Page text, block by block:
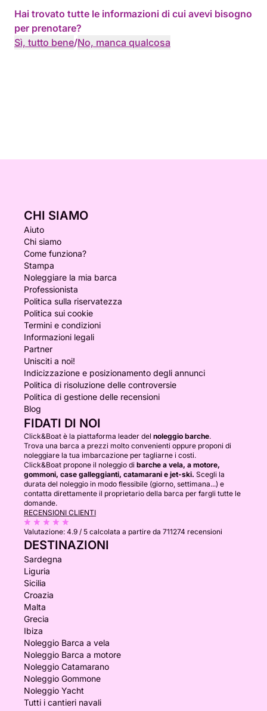
Hai trovato tutte le informazioni di cui avevi bisogno
per prenotare?
Sì, tutto bene/No, manca qualcosa
CHI SIAMO
Aiuto
Chi siamo
Come funziona?
Stampa
Noleggiare la mia barca
Professionista
Politica sulla riservatezza
Politica sui cookie
Termini e condizioni
Informazioni legali
Partner
Unisciti a noi!
Indicizzazione e posizionamento degli annunci
Politica di risoluzione delle controversie
Politica di gestione delle recensioni
Blog
FIDATI DI NOI
Click&Boat è la piattaforma leader del noleggio barche.
Trova una barca a prezzi molto convenienti oppure proponi di
noleggiare la tua imbarcazione per tagliarne i costi.
Click&Boat propone il noleggio di barche a vela, a motore,
gommoni, case galleggianti, catamarani e jet-ski. Scegli la
durata del noleggio in modo flessibile (giorno, settimana...) e
contatta direttamente il proprietario della barca per fargli tutte le
domande.
RECENSIONI CLIENTI
Valutazione: 4.9 / 5 calcolata a partire da 711274 recensioni
DESTINAZIONI
Sardegna
Liguria
Sicilia
Croazia
Malta
Grecia
Ibiza
Noleggio Barca a vela
Noleggio Barca a motore
Noleggio Catamarano
Noleggio Gommone
Noleggio Yacht
Tutti i cantieri navali